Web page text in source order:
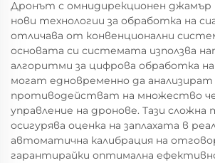
Дронът с омнидирекционен джамър
нови технологии за обработка на
отличава от конвенционални
основата си системата използва
алгоритми за цифрова обработка
могат едновременно да анализират
противодействат на множество
управление на дронове. Тази сложна
осигурява оценка на заплахата в
автоматична калибрация на
гарантирайки оптимална